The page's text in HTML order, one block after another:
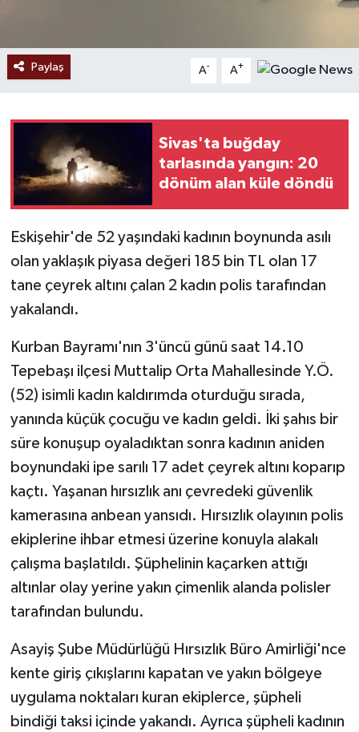
Paylaş A- A+
Sivas'ta buğday
tarlasında yangın: 20
dönüm alan küle döndü
Eskişehir'de 52 yaşındaki kadının boynunda asılı
olan yaklaşık piyasa değeri 185 bin TL olan 17
tane çeyrek altını çalan 2 kadın polis tarafından
yakalandı.
Kurban Bayramı'nın 3'üncü günü saat 14.10
Tepebaşı ilçesi Muttalip Orta Mahallesinde Y.Ö.
(52) isimli kadın kaldırımda oturduğu sırada,
yanında küçük çocuğu ve kadın geldi. İki şahıs bir
süre konuşup oyaladıktan sonra kadının aniden
boynundaki ipe sarılı 17 adet çeyrek altını koparıp
kaçtı. Yaşanan hırsızlık anı çevredeki güvenlik
kamerasına anbean yansıdı. Hırsızlık olayının polis
ekiplerine ihbar etmesi üzerine konuyla alakalı
çalışma başlatıldı. Şüphelinin kaçarken attığı
altınlar olay yerine yakın çimenlik alanda polisler
tarafından bulundu.
Asayiş Şube Müdürlüğü Hırsızlık Büro Amirliği'nce
kente giriş çıkışlarını kapatan ve yakın bölgeye
uygulama noktaları kuran ekiplerce, şüpheli
bindiği taksi içinde yakandı. Ayrıca şüpheli kadının